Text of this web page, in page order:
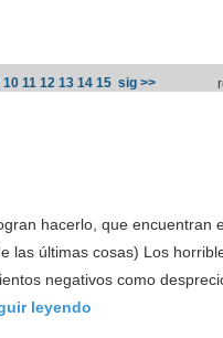
10 11 12 13 14 15 sig >>
hacerlo, que encuentran
las últimas cosas) Los
negativos como
leyendo